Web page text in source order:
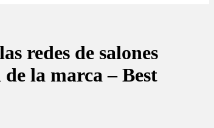
redes de salones
la marca – Best